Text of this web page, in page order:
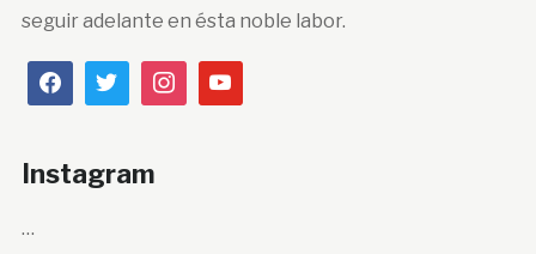
seguir adelante en ésta noble labor.
Instagram
…